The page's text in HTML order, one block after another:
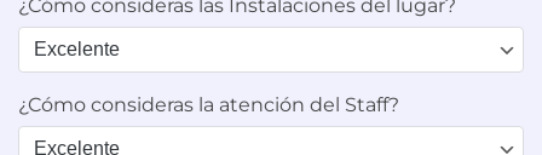
¿Cómo consideras las Instalaciones del lugar?
¿Cómo consideras la atención del Staff?